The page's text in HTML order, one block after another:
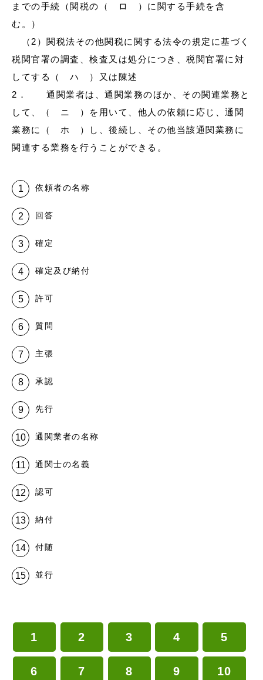
までの手続（関税の（ ロ ）に関する手続を含
む。）
（2）関税法その他関税に関する法令の規定に基づく
税関官署の調査、検査又は処分につき、税関官署に対
してする（ ハ ）又は陳述
2． 通関業者は、通関業務のほか、その関連業務と
して、（ ニ ）を用いて、他人の依頼に応じ、通関
業務に（ ホ ）し、後続し、その他当該通関業務に
関連する業務を行うことができる。
依頼者の名称
回答
確定
確定及び納付
許可
質問
主張
承認
先行
通関業者の名称
通関士の名義
認可
納付
付随
並行
1 2 3 4 5
6 7 8 9 10